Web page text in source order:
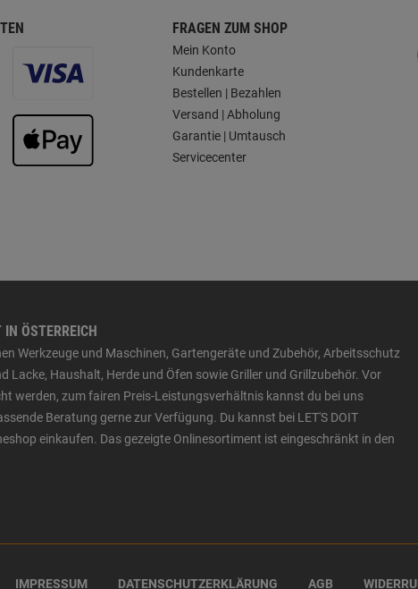
FRAGEN ZUM SHOP
Mein Konto
Kundenkarte
Bestellen | Bezahlen
Versand | Abholung
Garantie | Umtausch
Servicecenter
ÖSTERREICH
Werkzeuge und Maschinen, Gartengeräte und Zubehör, Arbeitsschutz
Lacke, Haushalt, Herde und Öfen sowie Griller und Grillzubehör. Vor
werden, zum fairen Preis-Leistungsverhältnis kannst du bei uns
Beratung gerne zur Verfügung. Du kannst bei LET'S DOIT
einkaufen. Das gezeigte Onlinesortiment ist eingeschränkt in den
IMPRESSUM DATENSCHUTZERKLÄRUNG AGB